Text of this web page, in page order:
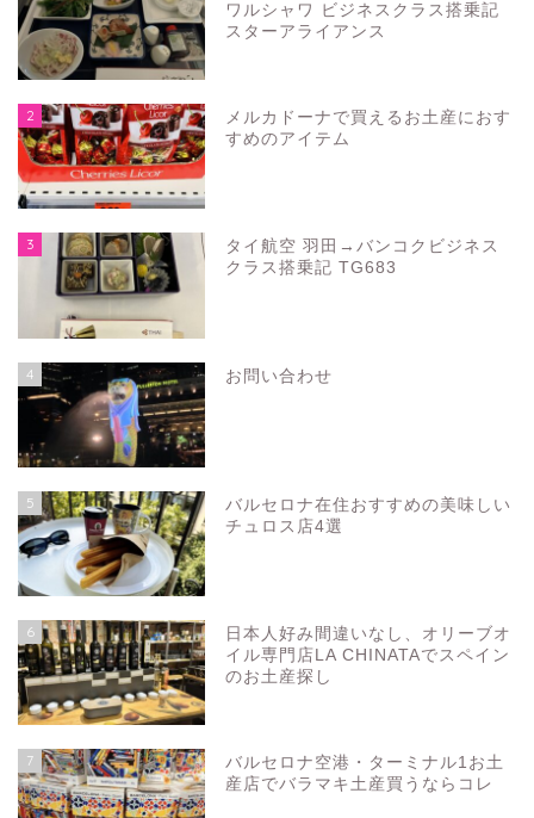
ワルシャワ ビジネスクラス搭乗記
スターアライアンス
2
メルカドーナで買えるお土産におす
すめのアイテム
3
タイ航空 羽田→バンコクビジネス
クラス搭乗記 TG683
4 お問い合わせ
5
バルセロナ在住おすすめの美味しい
チュロス店4選
6
日本人好み間違いなし、オリーブオ
イル専門店LA CHINATAでスペイン
のお土産探し
7
バルセロナ空港・ターミナル1お土
産店でバラマキ土産買うならコレ